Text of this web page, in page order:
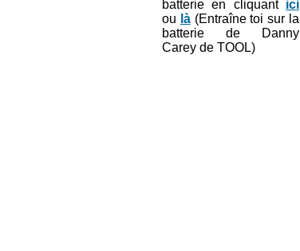
batterie en cliquant ici
ou là(Entraîne toi sur la
batterie de Danny
Carey de TOOL)